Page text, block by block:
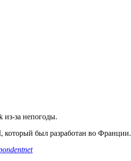
из-за непогоды.
был разработан во Франции.